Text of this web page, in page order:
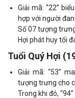
Giải mã: “22”
hợp với người
Số 07 tượng
Hợi phát huy tối
Tuổi Quý Hợi
Giải mã: “53”
tượng trưng cho
Trong khi đó,